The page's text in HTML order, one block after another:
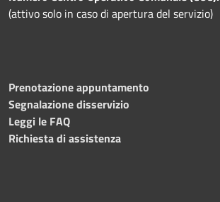
(attivo solo in caso di apertura del servizio)
Prenotazione appuntamento
Segnalazione disservizio
Leggi le FAQ
Richiesta di assistenza